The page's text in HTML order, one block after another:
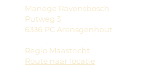
Manege Ravensbosch
Putweg 3
6336 PC Arensgenhout
Regio Maastricht
Route naar locatie